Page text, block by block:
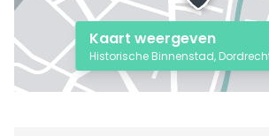
Kaart weergeven
Historische Binnenstad,